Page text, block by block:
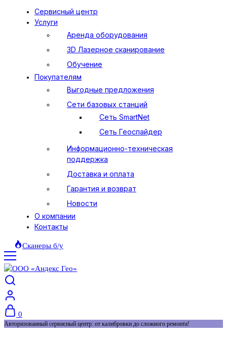
Сервисный центр
Услуги
Аренда оборудования
3D Лазерное сканирование
Обучение
Покупателям
Выгодные предложения
Сети базовых станций
Сеть SmartNet
Сеть Геоспайдер
Информационно-техническая
поддержка
Доставка и оплата
Гарантия и возврат
Новости
О компании
Контакты
Сканеры б/у
0
Авторизованный сервисный центр: от калибровки до сложного ремонта!